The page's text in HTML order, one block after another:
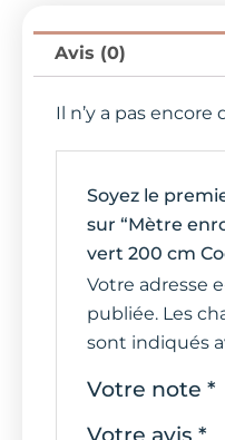
Avis (0)
Il n’y a pas encore
Soyez le
sur “Mètre
vert 200 cm
Votre adresse
publiée. Les
sont indiqués
Votre note *
Votre avis *